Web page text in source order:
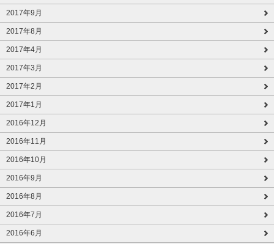
2017年9月
2017年8月
2017年4月
2017年3月
2017年2月
2017年1月
2016年12月
2016年11月
2016年10月
2016年9月
2016年8月
2016年7月
2016年6月